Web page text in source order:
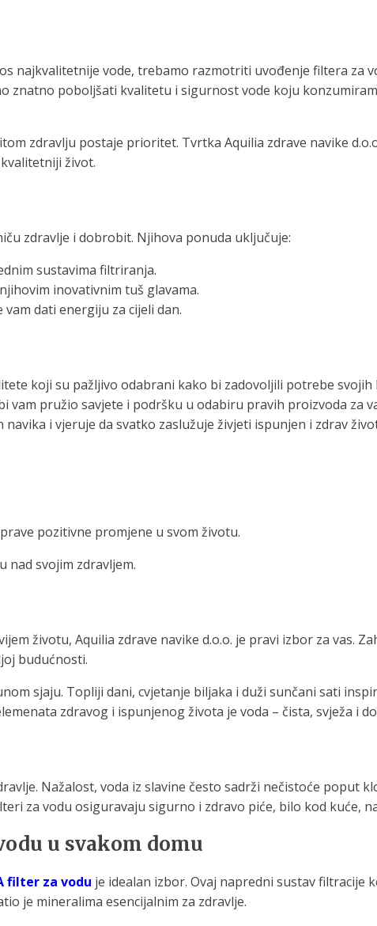
najkvalitetnije vode, trebamo razmotriti uvođenje filtera za
znatno poboljšati kvalitetu i sigurnost vode koju
zdravlju postaje prioritet. Tvrtka Aquilia zdrave navike
život.
zdravlje i dobrobit. Njihova ponuda uključuje:
sustavima filtriranja.
inovativnim tuš glavama.
dati energiju za cijeli dan.
koji su pažljivo odabrani kako bi zadovoljili potrebe svojih
vam pružio savjete i podršku u odabiru pravih proizvoda za
i vjeruje da svatko zaslužuje živjeti ispunjen i zdrav
pozitivne promjene u svom životu.
nad svojim zdravljem.
životu, Aquilia zdrave navike d.o.o. je pravi izbor za vas.
budućnosti.
sjaju. Topliji dani, cvjetanje biljaka i duži sunčani sati
zdravog i ispunjenog života je voda – čista, svježa i
Nažalost, voda iz slavine često sadrži nečistoće poput
za vodu osiguravaju sigurno i zdravo piće, bilo kod kuće,
u svakom domu
filter za vodu je idealan izbor. Ovaj napredni sustav
je mineralima esencijalnim za zdravlje.